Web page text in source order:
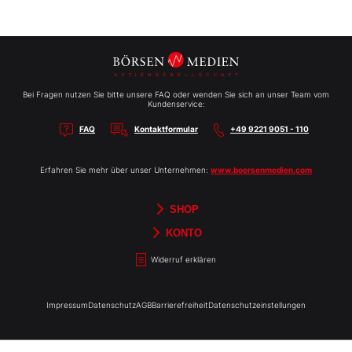
Bei Fragen nutzen Sie bitte unsere FAQ oder wenden Sie sich an unser Team vom
Kundenservice:
FAQ Kontaktformular +49 9221 9051 - 110
Erfahren Sie mehr über unser Unternehmen: www.boersenmedien.com
SHOP
Börsenbriefe
Aktien-Reports
HEBELTRADER
TradingDay
Newsletter
Merchandise
Gutscheine
KONTO
Widerruf erklären
ImpressumDatenschutzAGBBarrierefreiheitDatenschutzeinstellungen